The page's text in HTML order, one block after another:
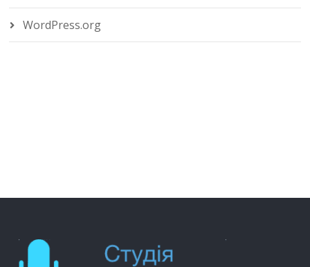
WordPress.org